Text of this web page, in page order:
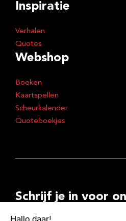
Inspiratie
Verhalen
Quotes
Webshop
Boeken
Kaartspellen
Scheurkalender
Quoteboekjes
Schrijf je in voor